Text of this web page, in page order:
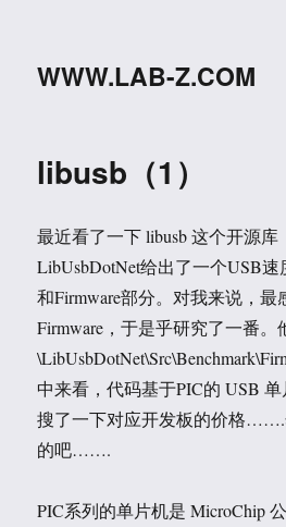
WWW.LAB-Z.COM
libusb（1）
最近看了一下 libusb 这个开源
LibUsbDotNet给出了一个USB
和Firmware部分。对我来说，最
Firmware，于是乎研究了一番。
中来看，代码基于PIC的 USB 单
搜了一下对应开发板的价格
的吧…….
PIC系列的单片机是 MicroChip